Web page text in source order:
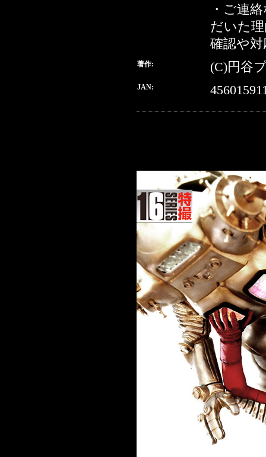
・ご連
だいた
確認や
著作: (C)円谷
JAN: